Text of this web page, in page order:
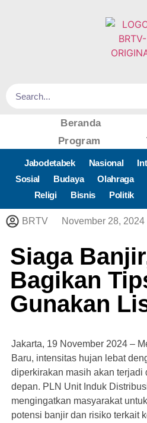
Beranda
Program
Jabodetabek Nasional
Sosial
Budaya Olahraga
Religi
Bisnis Politik
BRTV November 28, 2024
Siaga
Bagikan
Gunakan
Jakarta, 19 November 2024 –
Baru, intensitas hujan lebat
diperkirakan masih akan terjadi
depan. PLN Unit Induk
mengingatkan masyarakat
potensi banjir dan risiko terkait